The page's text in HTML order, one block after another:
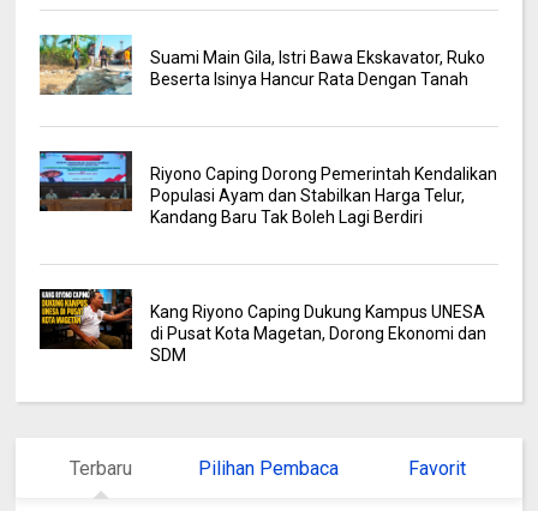
Suami Main Gila, Istri Bawa Ekskavator, Ruko
Beserta Isinya Hancur Rata Dengan Tanah
Riyono Caping Dorong Pemerintah Kendalikan
Populasi Ayam dan Stabilkan Harga Telur,
Kandang Baru Tak Boleh Lagi Berdiri
Kang Riyono Caping Dukung Kampus UNESA
di Pusat Kota Magetan, Dorong Ekonomi dan
SDM
Terbaru Pilihan Pembaca Favorit